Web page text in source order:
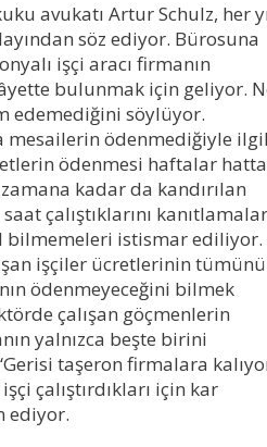
avukatı Artur Schulz, her
söz ediyor. Bürosuna
işçi aracı firmanın
bulunmak için geliyor.
edemediğini söylüyor.
mesailerin ödenmediğiyle
ödenmesi haftalar hatta
kadar da kandırılan
çalıştıklarını
bilmemeleri istismar ediliyor.
işçiler ücretlerinin
ödenmeyeceğini bilmek
çalışan göçmenlerin
yalnızca beşte birini
taşeron firmalara
çalıştırdıkları için kar
ediyor.